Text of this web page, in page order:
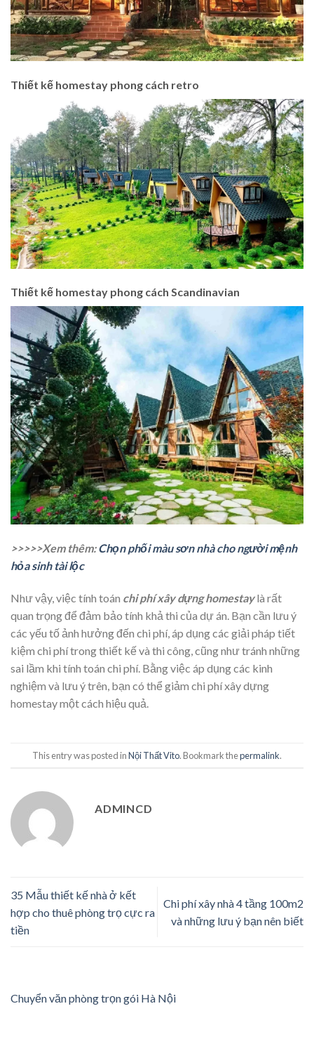
Thiết kế homestay phong cách retro
Thiết kế homestay phong cách Scandinavian
>>>>>Xem thêm:Chọn phối màu sơn nhà cho người mệnh
hỏa sinh tài lộc
Như vậy, việc tính toán chi phí xây dựng homestaylà rất
quan trọng để đảm bảo tính khả thi của dự án. Bạn cần lưu ý
các yếu tố ảnh hưởng đến chi phí, áp dụng các giải pháp tiết
kiệm chi phí trong thiết kế và thi công, cũng như tránh những
sai lầm khi tính toán chi phí. Bằng việc áp dụng các kinh
nghiệm và lưu ý trên, bạn có thể giảm chi phí xây dựng
homestay một cách hiệu quả.
This entry was posted inNội Thất Vito. Bookmark thepermalink.
ADMINCD
35 Mẫu thiết kế nhà ở kết
hợp cho thuê phòng trọ cực ra
tiền
Chi phí xây nhà 4 tầng 100m2
và những lưu ý bạn nên biết
Chuyển văn phòng trọn gói Hà Nội